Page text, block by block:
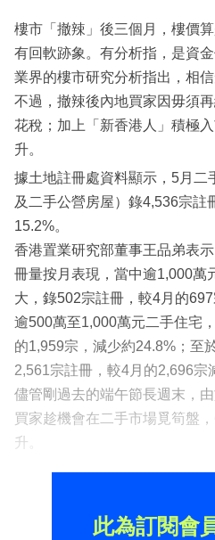
區
樓市「撤辣」後三個月，樓價
有回軟跡象。有分析指，是資
業界的樓市研究分析指出，相
不過，撤辣後內地買家因毋須
花稅；加上「新香港人」積極
升。
據土地註冊處資料顯示，5月二
及二手公營房屋）錄4,536宗註
15.2%。
香港置業研究部董事王品弟表
冊量按月表現，當中逾1,000萬
大，錄502宗註冊，較4月的697
逾500萬至1,000萬元二手住宅
的1,959宗，減少約24.8%；至
2,561宗註冊，較4月的2,696宗
儘管剛過去的端午節長週末，
買家趁機會在二手市場覓筍盤
升。
此為訂閱會